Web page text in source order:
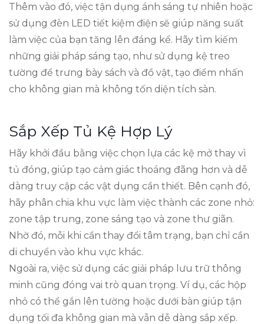
Thêm vào đó, việc tận dụng ánh sáng tự nhiên hoặc
sử dụng đèn LED tiết kiệm điện sẽ giúp năng suất
làm việc của bạn tăng lên đáng kể. Hãy tìm kiếm
những giải pháp sáng tạo, như sử dụng kệ treo
tường để trưng bày sách và đồ vật, tạo điểm nhấn
cho không gian mà không tốn diện tích sàn.
Sắp Xếp Tủ Kệ Hợp Lý
Hãy khởi đầu bằng việc chọn lựa các kệ mở thay vì
tủ đóng, giúp tạo cảm giác thoáng đãng hơn và dễ
dàng truy cập các vật dụng cần thiết. Bên cạnh đó,
hãy phân chia khu vực làm việc thành các zone nhỏ:
zone tập trung, zone sáng tạo và zone thư giãn.
Nhờ đó, mỗi khi cần thay đổi tâm trạng, bạn chỉ cần
di chuyển vào khu vực khác.
Ngoài ra, việc sử dụng các giải pháp lưu trữ thông
minh cũng đóng vai trò quan trọng. Ví dụ, các hộp
nhỏ có thể gắn lên tường hoặc dưới bàn giúp tận
dụng tối đa không gian mà vẫn dễ dàng sắp xếp.